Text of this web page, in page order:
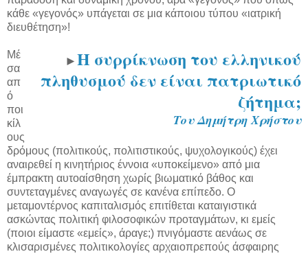
κάθε «γεγονός» υπάγεται σε μια κάποιου τύπου «ιατρική
διευθέτηση»!
►Η συρρίκνωση του ελληνικού
πληθυσμού δεν είναι πατριωτικό
ζήτημα;
Του Δημήτρη Χρήστου
Μέ
σα
απ
ό
ποι
κίλ
ους
δρόμους (πολιτικούς, πολιτιστικούς, ψυχολογικούς) έχει
αναιρεθεί η κινητήριος έννοια «υποκείμενο» από μια
έμπρακτη αυτοαίσθηση χωρίς βιωματικό βάθος και
συντεταγμένες αναγωγές σε κανένα επίπεδο. Ο
μεταμοντέρνος καπιταλισμός επιτίθεται καταιγιστικά
ασκώντας πολιτική φιλοσοφικών προταγμάτων, κι εμείς
(ποιοι είμαστε «εμείς», άραγε;) πνιγόμαστε αενάως σε
κλισαρισμένες πολιτικολογίες αρχαιοπρεπούς άσφαιρης